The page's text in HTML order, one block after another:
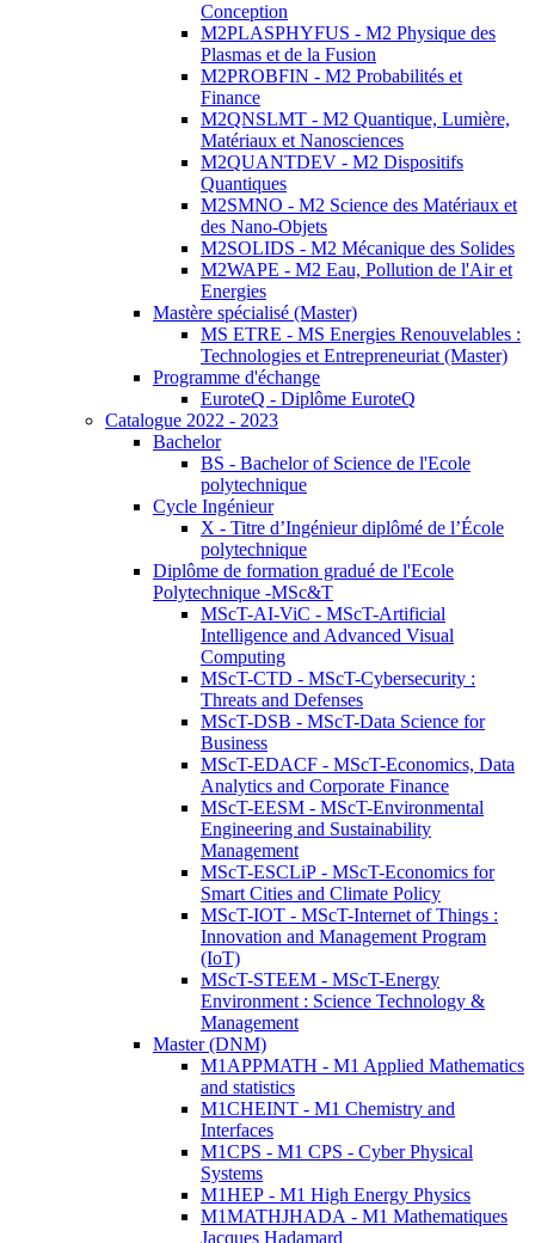
Conception
M2PLASPHYFUS - M2 Physique des
Plasmas et de la Fusion
M2PROBFIN - M2 Probabilités et
Finance
M2QNSLMT - M2 Quantique, Lumière,
Matériaux et Nanosciences
M2QUANTDEV - M2 Dispositifs
Quantiques
M2SMNO - M2 Science des Matériaux et
des Nano-Objets
M2SOLIDS - M2 Mécanique des Solides
M2WAPE - M2 Eau, Pollution de l'Air et
Energies
Mastère spécialisé (Master)
MS ETRE - MS Energies Renouvelables :
Technologies et Entrepreneuriat (Master)
Programme d'échange
EuroteQ - Diplôme EuroteQ
Catalogue 2022 - 2023
Bachelor
BS - Bachelor of Science de l'Ecole
polytechnique
Cycle Ingénieur
X - Titre d’Ingénieur diplômé de l’École
polytechnique
Diplôme de formation gradué de l'Ecole
Polytechnique -MSc&T
MScT-AI-ViC - MScT-Artificial
Intelligence and Advanced Visual
Computing
MScT-CTD - MScT-Cybersecurity :
Threats and Defenses
MScT-DSB - MScT-Data Science for
Business
MScT-EDACF - MScT-Economics, Data
Analytics and Corporate Finance
MScT-EESM - MScT-Environmental
Engineering and Sustainability
Management
MScT-ESCLiP - MScT-Economics for
Smart Cities and Climate Policy
MScT-IOT - MScT-Internet of Things :
Innovation and Management Program
(IoT)
MScT-STEEM - MScT-Energy
Environment : Science Technology &
Management
Master (DNM)
M1APPMATH - M1 Applied Mathematics
and statistics
M1CHEINT - M1 Chemistry and
Interfaces
M1CPS - M1 CPS - Cyber Physical
Systems
M1HEP - M1 High Energy Physics
M1MATHJHADA - M1 Mathematiques
Jacques Hadamard